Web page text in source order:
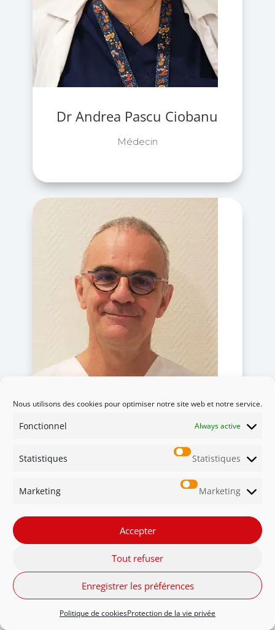
Nous utilisons des cookies pour optimiser notre site web et notre service.
Fonctionnel Always active
Statistiques Statistiques
Marketing Marketing
Accepter
Tout refuser
Enregistrer les préférences
Politique de cookiesProtection de la vie privée
Dr Andrea Pascu Ciobanu
Médecin
Dr Alain PLUMACKER
Chef de Clinique Adjoint accueil de